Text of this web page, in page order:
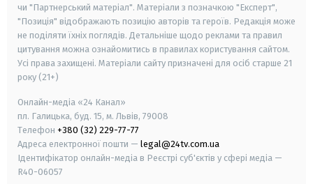
чи "Партнерський матеріал". Матеріали з позначкою "Експерт",
"Позиція" відображають позицію авторів та героїв. Редакція може
не поділяти їхніх поглядів. Детальніше щодо реклами та правил
цитування можна ознайомитись в правилах користування сайтом.
Усі права захищені. Матеріали сайту призначені для осіб старше 21
року (21+)
Онлайн-медіа «24 Канал»
пл. Галицька, буд. 15, м. Львів, 79008
Телефон +380 (32) 229-77-77
Адреса електронної пошти — legal@24tv.com.ua
Ідентифікатор онлайн-медіа в Реєстрі суб'єктів у сфері медіа —
R40-06057